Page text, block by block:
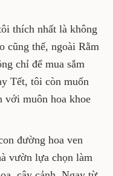
Nguyên. Ảnh: TL
tôi thích nhất
hoa. Năm nào
tôi đã đi chợ
chậu hoa
muốn hòa
với muôn hoa